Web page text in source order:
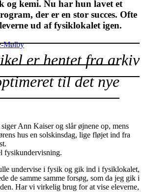
og kemi. Nu har hun lavet et
der er en stor succes. Ofte
ud af fysiklokalet igen.
Mølby
er hentet fra arkiv
til det nye
Ann Kaiser og slår øjnene op, mens
hus en solskinsdag, lige fløjet ind fra
fysikundervisning.
undervise i fysik og gik ind i fysiklokalet,
de samme samme forsøg, som da jeg gik i
Har vi virkelig brug for at vise eleverne,